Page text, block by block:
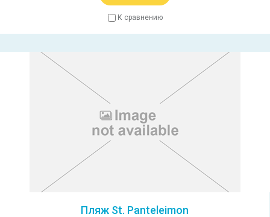
К сравнению
Пляж St. Panteleimon